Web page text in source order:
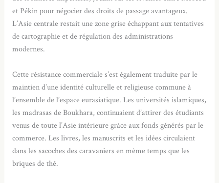
et Pékin pour négocier des droits de passage avantageux.
L’Asie centrale restait une zone grise échappant aux tentatives
de cartographie et de régulation des administrations
modernes.
Cette résistance commerciale s’est également traduite par le
maintien d’une identité culturelle et religieuse commune à
l’ensemble de l’espace eurasiatique. Les universités islamiques,
les madrasas de Boukhara, continuaient d’attirer des étudiants
venus de toute l’Asie intérieure grâce aux fonds générés par le
commerce. Les livres, les manuscrits et les idées circulaient
dans les sacoches des caravaniers en même temps que les
briques de thé.